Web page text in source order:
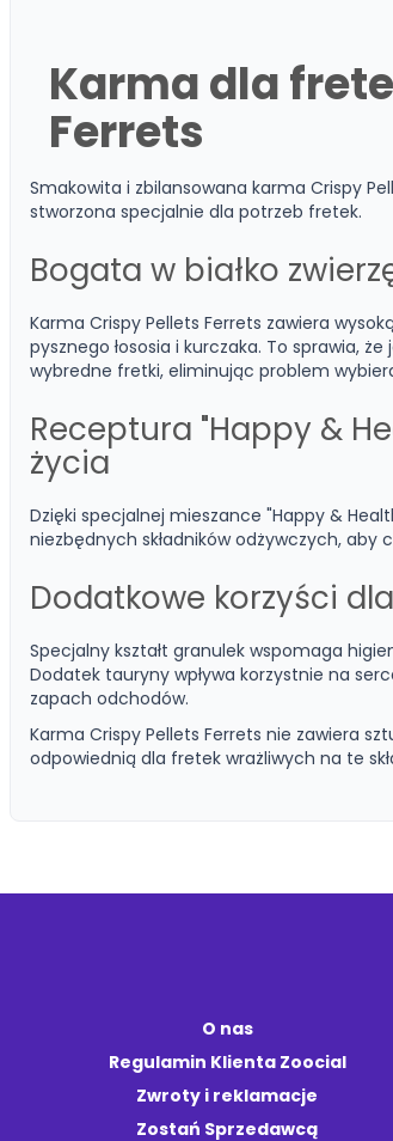
Karma dla
Ferrets
Smakowita i zbilansowana karma Crispy
stworzona specjalnie dla potrzeb fretek.
Bogata w białko
Karma Crispy Pellets Ferrets zawiera
pysznego łososia i kurczaka. To sprawia,
wybredne fretki, eliminując problem
Receptura "Happy &
życia
Dzięki specjalnej mieszance "Happy &
niezbędnych składników odżywczych, aby
Dodatkowe korzyści
Specjalny kształt granulek wspomaga
Dodatek tauryny wpływa korzystnie na
zapach odchodów.
Karma Crispy Pellets Ferrets nie zawiera
odpowiednią dla fretek wrażliwych na te
O nas
Regulamin Klienta Zoocial
Zwroty i reklamacje
Zostań Sprzedawcą